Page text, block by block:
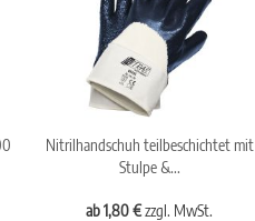
Nitrilhandschuh teilbeschichtet mit
Stulpe &...
ab 1,80 €zzgl. MwSt.